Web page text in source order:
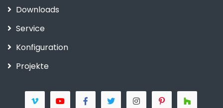
Downloads
Service
Konfiguration
Projekte